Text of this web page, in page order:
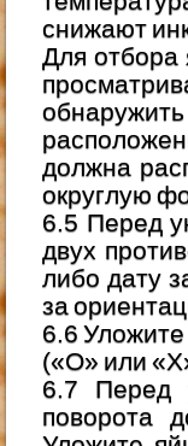
снижают
Для отбора
должна
округлую
6.5 Перед
двух
либо дату
за
6.6
(«О» или
6.7 Перед
поворота